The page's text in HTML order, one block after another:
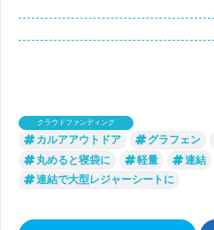
クラウドファンディング
カルアアウトドア グラフェン
丸めると寝袋に
軽量 連結
連結で大型レジャーシートに